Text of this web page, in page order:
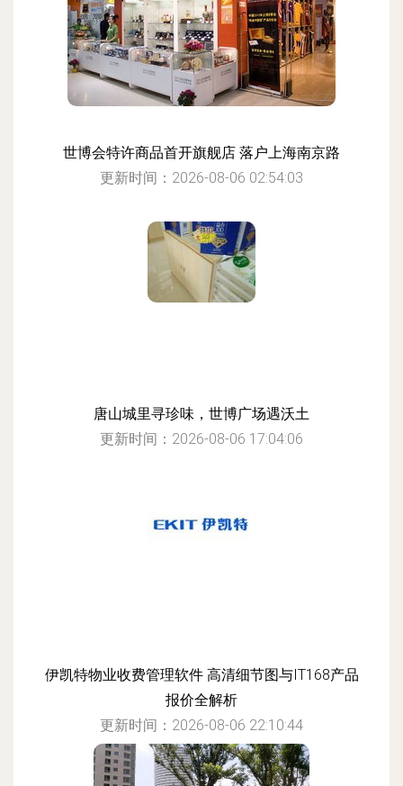
世博会特许商品首开旗舰店 落户上海南京路
更新时间：2026-08-06 02:54:03
唐山城里寻珍味，世博广场遇沃土
更新时间：2026-08-06 17:04:06
伊凯特物业收费管理软件 高清细节图与IT168产品
报价全解析
更新时间：2026-08-06 22:10:44